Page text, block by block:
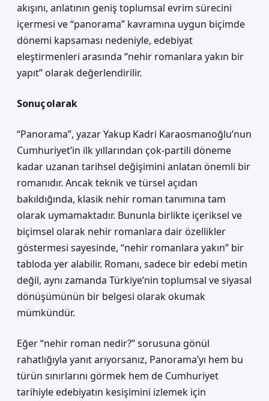
akışını, anlatının geniş toplumsal evrim sürecini
içermesi ve “panorama” kavramına uygun biçimde
dönemi kapsaması nedeniyle, edebiyat
eleştirmenleri arasında “nehir romanlara yakın bir
yapıt” olarak değerlendirilir.
Sonuç olarak
“Panorama”, yazar Yakup Kadri Karaosmanoğlu’nun
Cumhuriyet’in ilk yıllarından çok‑partili döneme
kadar uzanan tarihsel değişimini anlatan önemli bir
romanıdır. Ancak teknik ve türsel açıdan
bakıldığında, klasik nehir roman tanımına tam
olarak uymamaktadır. Bununla birlikte içeriksel ve
biçimsel olarak nehir romanlara dair özellikler
göstermesi sayesinde, “nehir romanlara yakın” bir
tabloda yer alabilir. Romanı, sadece bir edebi metin
değil, aynı zamanda Türkiye’nin toplumsal ve siyasal
dönüşümünün bir belgesi olarak okumak
mümkündür.
Eğer “nehir roman nedir?” sorusuna gönül
rahatlığıyla yanıt arıyorsanız, Panorama’yı hem bu
türün sınırlarını görmek hem de Cumhuriyet
tarihiyle edebiyatın kesişimini izlemek için